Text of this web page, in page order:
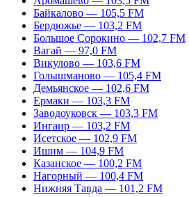
Байкалово — 105,5 FM
Бердюжье — 103,2 FM
Большое Сорокино — 102,7 FM
Вагай — 97,0 FM
Викулово — 103,6 FM
Голышманово — 105,4 FM
Демьянское — 102,6 FM
Ермаки — 103,3 FM
Заводоуковск — 103,3 FM
Ингаир — 103,2 FM
Исетское — 102,9 FM
Ишим — 104,9 FM
Казанское — 100,2 FM
Нагорный — 100,4 FM
Нижняя Тавда — 101,2 FM